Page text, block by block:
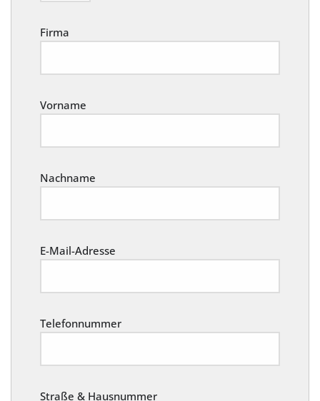
Firma
Vorname
Nachname
E-Mail-Adresse
Telefonnummer
Straße & Hausnummer